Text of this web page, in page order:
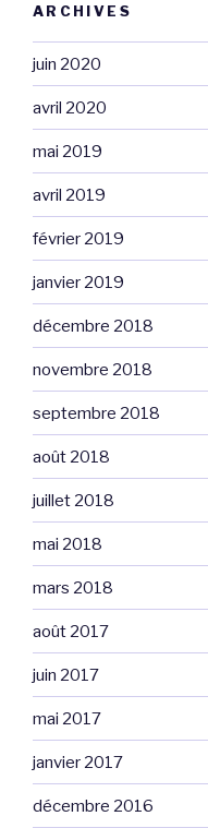
ARCHIVES
juin 2020
avril 2020
mai 2019
avril 2019
février 2019
janvier 2019
décembre 2018
novembre 2018
septembre 2018
août 2018
juillet 2018
mai 2018
mars 2018
août 2017
juin 2017
mai 2017
janvier 2017
décembre 2016